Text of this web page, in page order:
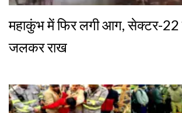
महाकुंभ में फिर लगी आग, सेक्टर-
जलकर राख